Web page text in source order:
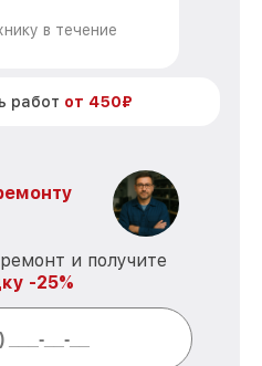
в течение
работ от 450₽
и получите
-25%